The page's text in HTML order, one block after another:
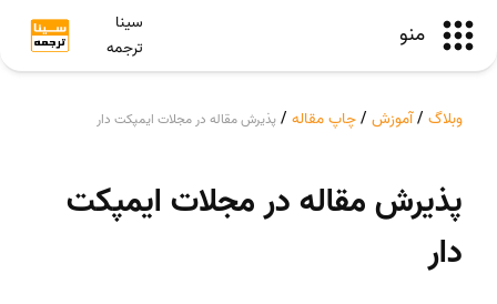
منو
سینا
ترجمه
وبلاگ /آموزش /چاپ مقاله / پذیرش مقاله در مجلات ایمپکت دار
پذیرش مقاله در مجلات ایمپکت
دار